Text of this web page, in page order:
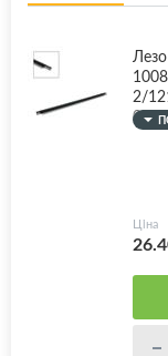
2/
0/
Ціна